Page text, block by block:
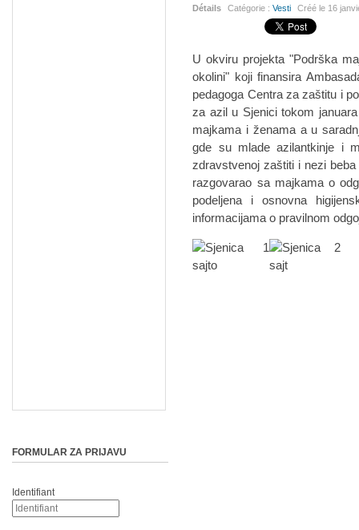
Détails Catégorie :Vesti Créé le 16
U okviru projekta "Podrška
okolini" koji finansira
pedagoga Centra za zaštitu i
za azil u Sjenici tokom
majkama i ženama a u
gde su mlade azilantkinje i
zdravstvenoj zaštiti i nezi
razgovarao sa majkama o
podeljena i osnovna
informacijama o pravilnom
FORMULAR ZA PRIJAVU
Identifiant